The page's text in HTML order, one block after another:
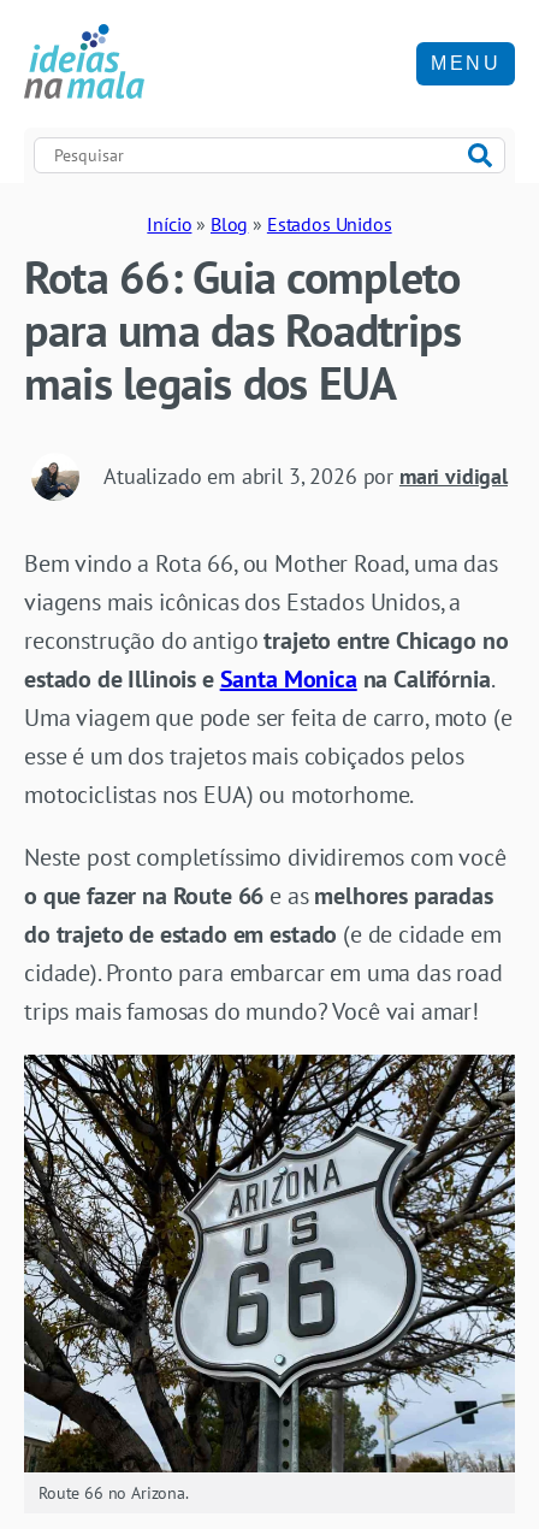
MENU
Início » Blog » Estados Unidos
Rota 66: Guia completo
para uma das Roadtrips
mais legais dos EUA
Atualizado em abril 3, 2026 por mari vidigal
Bem vindo a Rota 66, ou Mother Road, uma das
viagens mais icônicas dos Estados Unidos, a
reconstrução do antigotrajeto entre Chicago no
estado de Illinois eSanta Monica na Califórnia.
Uma viagem que pode ser feita de carro, moto (e
esse é um dos trajetos mais cobiçados pelos
motociclistas nos EUA) ou motorhome.
Neste post completíssimo dividiremos com você
o que fazer na Route 66 e asmelhores paradas
do trajeto de estado em estado (e de cidade em
cidade). Pronto para embarcar em uma das road
trips mais famosas do mundo? Você vai amar!
Route 66 no Arizona.